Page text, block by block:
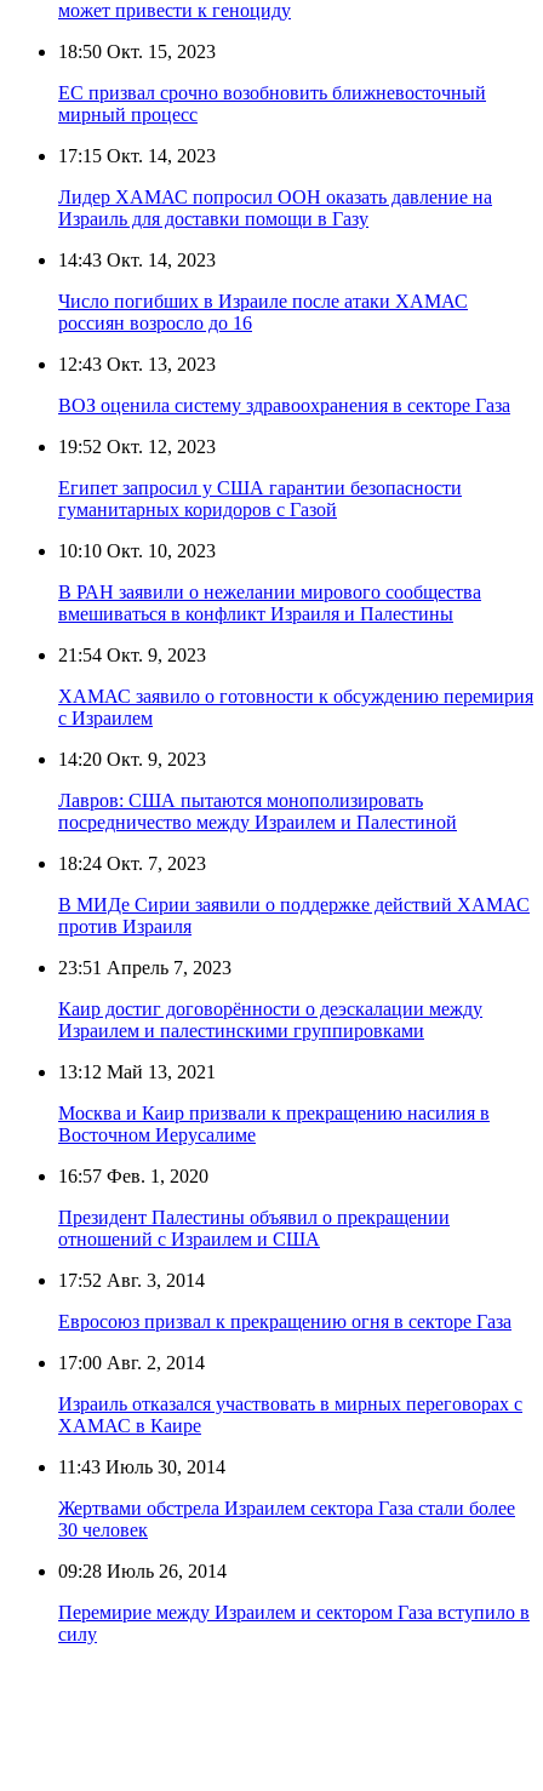
может привести к геноциду
18:50 Окт. 15, 2023
ЕС призвал срочно возобновить ближневосточный
мирный процесс
17:15 Окт. 14, 2023
Лидер ХАМАС попросил ООН оказать давление на
Израиль для доставки помощи в Газу
14:43 Окт. 14, 2023
Число погибших в Израиле после атаки ХАМАС
россиян возросло до 16
12:43 Окт. 13, 2023
ВОЗ оценила систему здравоохранения в секторе Газа
19:52 Окт. 12, 2023
Египет запросил у США гарантии безопасности
гуманитарных коридоров с Газой
10:10 Окт. 10, 2023
В РАН заявили о нежелании мирового сообщества
вмешиваться в конфликт Израиля и Палестины
21:54 Окт. 9, 2023
ХАМАС заявило о готовности к обсуждению перемирия
с Израилем
14:20 Окт. 9, 2023
Лавров: США пытаются монополизировать
посредничество между Израилем и Палестиной
18:24 Окт. 7, 2023
В МИДе Сирии заявили о поддержке действий ХАМАС
против Израиля
23:51 Апрель 7, 2023
Каир достиг договорённости о деэскалации между
Израилем и палестинскими группировками
13:12 Май 13, 2021
Москва и Каир призвали к прекращению насилия в
Восточном Иерусалиме
16:57 Фев. 1, 2020
Президент Палестины объявил о прекращении
отношений с Израилем и США
17:52 Авг. 3, 2014
Евросоюз призвал к прекращению огня в секторе Газа
17:00 Авг. 2, 2014
Израиль отказался участвовать в мирных переговорах с
ХАМАС в Каире
11:43 Июль 30, 2014
Жертвами обстрела Израилем сектора Газа стали более
30 человек
09:28 Июль 26, 2014
Перемирие между Израилем и сектором Газа вступило в
силу